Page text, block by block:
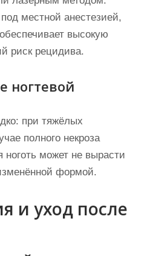
местной анестезией,
высокую
риск рецидива.
ногтевой
при тяжёлых
полного некроза
ноготь может не вырасти
формой.
и уход после